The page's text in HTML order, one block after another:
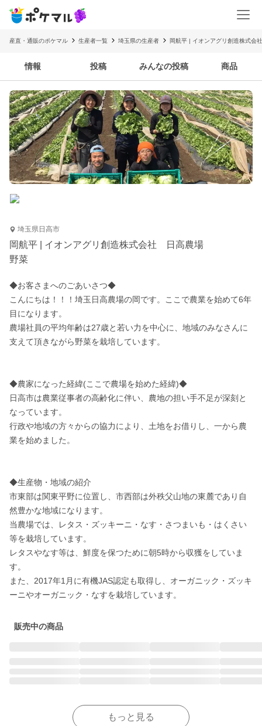
産直・通販のポケマル 生産者一覧 埼玉県の生産者 岡航平 | イオンアグリ創造株式会
情報 投稿 みんなの投稿 商品
埼玉県日高市
岡航平 | イオンアグリ創造株式会社 日高農場
野菜
◆お客さまへのごあいさつ◆
こんにちは！！！埼玉日高農場の岡です。ここで農業を始めて6年
目になります。
農場社員の平均年齢は27歳と若い力を中心に、地域のみなさんに
支えて頂きながら野菜を栽培しています。
◆農家になった経緯(ここで農場を始めた経緯)◆
日高市は農業従事者の高齢化に伴い、農地の担い手不足が深刻と
なっています。
行政や地域の方々からの協力により、土地をお借りし、一から農
業を始めました。
◆生産物・地域の紹介
市東部は関東平野に位置し、市西部は外秩父山地の東麓であり自
然豊かな地域になります。
当農場では、レタス・ズッキーニ・なす・さつまいも・はくさい
等を栽培しています。
レタスやなす等は、鮮度を保つために朝5時から収獲をしていま
す。
また、2017年1月に有機JAS認定も取得し、オーガニック・ズッキ
ーニやオーガニック・なすを栽培しています。
販売中の商品
もっと見る